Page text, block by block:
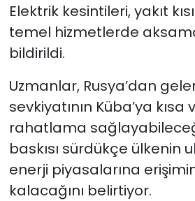
Elektrik kesintileri, yakıt
temel hizmetlerde
bildirildi.
Uzmanlar, Rusya’dan
sevkiyatının Küba’ya kısa
rahatlama
baskısı sürdükçe ülkenin
enerji piyasalarına
kalacağını belirtiyor.